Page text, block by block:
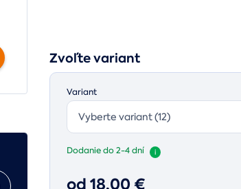
Zvoľte variant
Variant
Vyberte variant (12)
Dodanie do 2-4 dní i
od 18,00 €